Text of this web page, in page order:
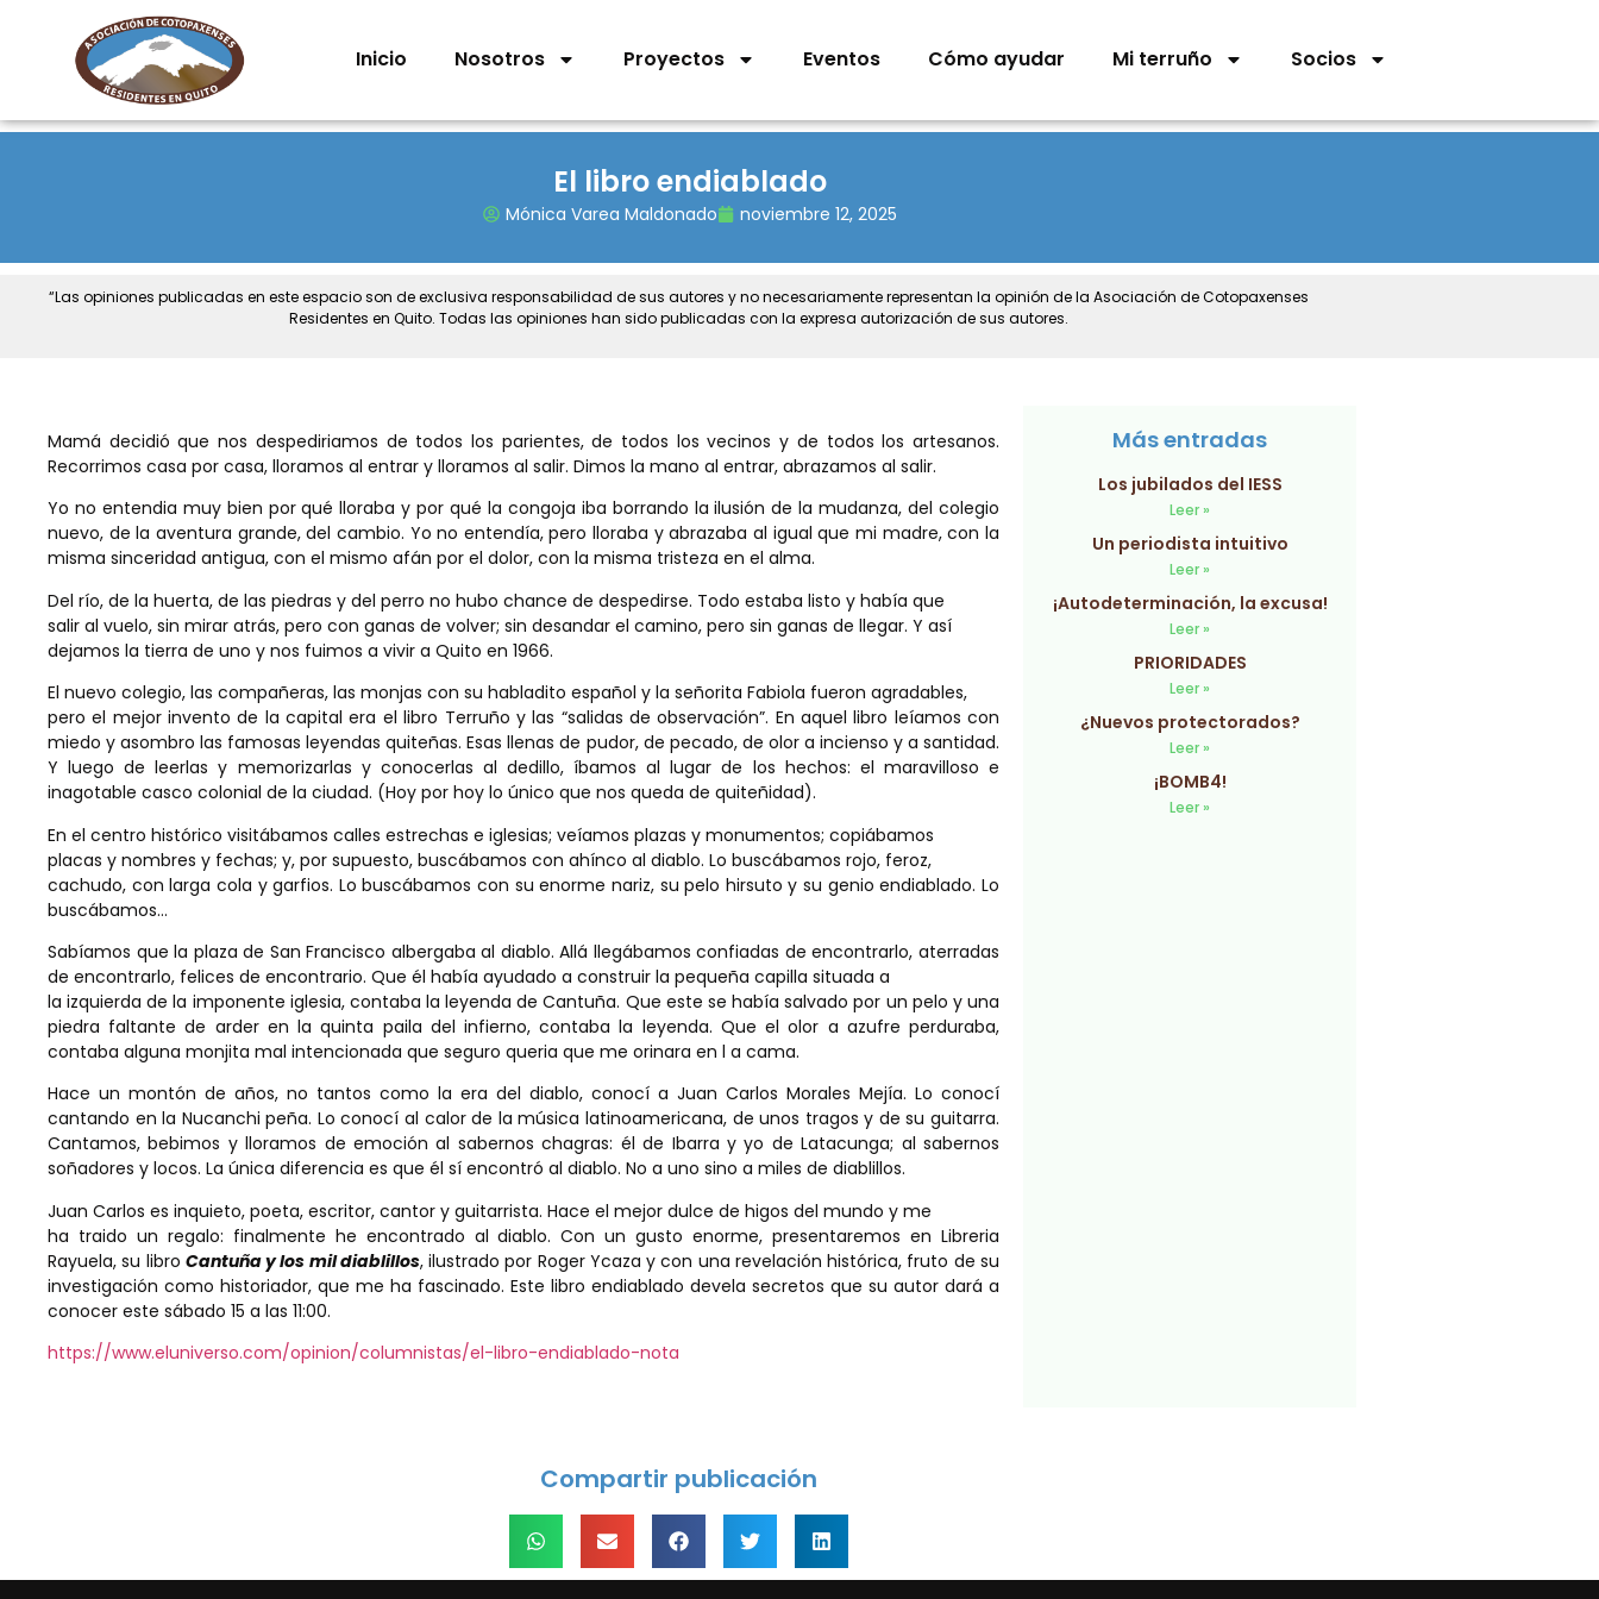
Inicio Nosotros Proyectos Eventos Cómo ayudar Mi terruño Socios
El libro endiablado
Mónica Varea Maldonado noviembre 12, 2025
“Las opiniones publicadas en este espacio son de exclusiva responsabilidad de sus autores y no necesariamente representan la opinión de la Asociación de Cotopaxenses
Residentes en Quito. Todas las opiniones han sido publicadas con la expresa autorización de sus autores.
Mamá decidió que nos despediriamos de todos los parientes, de todos los vecinos y de todos los artesanos.
Recorrimos casa por casa, lloramos al entrar y lloramos al salir. Dimos la mano al entrar, abrazamos al salir.
Yo no entendia muy bien por qué lloraba y por qué la congoja iba borrando la ilusión de la mudanza, del colegio
nuevo, de la aventura grande, del cambio. Yo no entendía, pero lloraba y abrazaba al igual que mi madre, con la
misma sinceridad antigua, con el mismo afán por el dolor, con la misma tristeza en el alma.
Del río, de la huerta, de las piedras y del perro no hubo chance de despedirse. Todo estaba listo y había que
salir al vuelo, sin mirar atrás, pero con ganas de volver; sin desandar el camino, pero sin ganas de llegar. Y así
dejamos la tierra de uno y nos fuimos a vivir a Quito en 1966.
El nuevo colegio, las compañeras, las monjas con su habladito español y la señorita Fabiola fueron agradables,
pero el mejor invento de la capital era el libro Terruño y las “salidas de observación”. En aquel libro leíamos con
miedo y asombro las famosas leyendas quiteñas. Esas llenas de pudor, de pecado, de olor a incienso y a santidad.
Y luego de leerlas y memorizarlas y conocerlas al dedillo, íbamos al lugar de los hechos: el maravilloso e
inagotable casco colonial de la ciudad. (Hoy por hoy lo único que nos queda de quiteñidad).
En el centro histórico visitábamos calles estrechas e iglesias; veíamos plazas y monumentos; copiábamos
placas y nombres y fechas; y, por supuesto, buscábamos con ahínco al diablo. Lo buscábamos rojo, feroz,
cachudo, con larga cola y garfios. Lo buscábamos con su enorme nariz, su pelo hirsuto y su genio endiablado. Lo
buscábamos…
Sabíamos que la plaza de San Francisco albergaba al diablo. Allá llegábamos confiadas de encontrarlo, aterradas
de encontrarlo, felices de encontrario. Que él había ayudado a construir la pequeña capilla situada a
la izquierda de la imponente iglesia, contaba la leyenda de Cantuña. Que este se había salvado por un pelo y una
piedra faltante de arder en la quinta paila del infierno, contaba la leyenda. Que el olor a azufre perduraba,
contaba alguna monjita mal intencionada que seguro queria que me orinara en l a cama.
Hace un montón de años, no tantos como la era del diablo, conocí a Juan Carlos Morales Mejía. Lo conocí
cantando en la Nucanchi peña. Lo conocí al calor de la música latinoamericana, de unos tragos y de su guitarra.
Cantamos, bebimos y lloramos de emoción al sabernos chagras: él de Ibarra y yo de Latacunga; al sabernos
soñadores y locos. La única diferencia es que él sí encontró al diablo. No a uno sino a miles de diablillos.
Juan Carlos es inquieto, poeta, escritor, cantor y guitarrista. Hace el mejor dulce de higos del mundo y me
ha traido un regalo: finalmente he encontrado al diablo. Con un gusto enorme, presentaremos en Libreria
Rayuela, su libro Cantuña y los mil diablillos, ilustrado por Roger Ycaza y con una revelación histórica, fruto de su
investigación como historiador, que me ha fascinado. Este libro endiablado devela secretos que su autor dará a
conocer este sábado 15 a las 11:00.
https://www.eluniverso.com/opinion/columnistas/el-libro-endiablado-nota
Más entradas
Los jubilados del IESS
Leer »
Un periodista intuitivo
Leer »
¡Autodeterminación, la excusa!
Leer »
PRIORIDADES
Leer »
¿Nuevos protectorados?
Leer »
¡BOMB4!
Leer »
Compartir publicación